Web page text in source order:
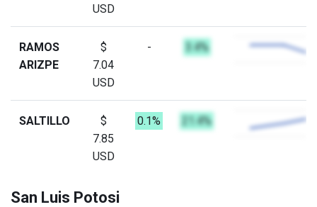
USD
RAMOS
ARIZPE
$
7.04
USD
- 3.4%
SALTILLO
$
7.85
USD
0.1% 21.4%
San Luis Potosi